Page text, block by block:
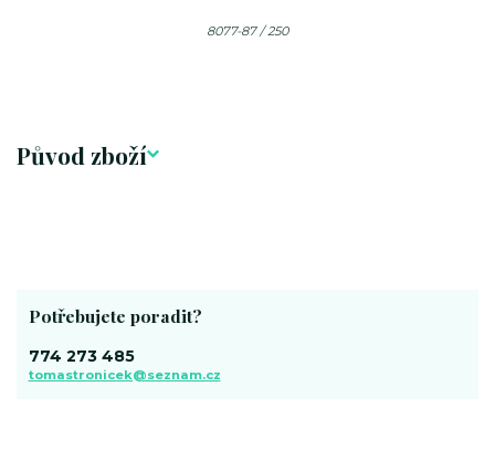
8077-87 / 250
Původ zboží
Potřebujete poradit?
774 273 485
tomastronicek@seznam.cz